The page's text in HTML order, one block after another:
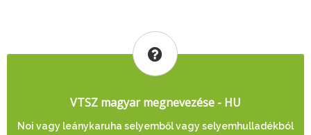
VTSZ magyar megnevezése - HU
Noi vagy leánykaruha selyemből vagy selyemhulladékból